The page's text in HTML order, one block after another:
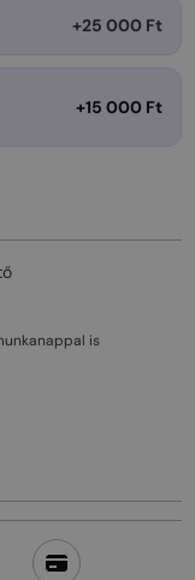
+25 000 Ft
+15 000 Ft
is